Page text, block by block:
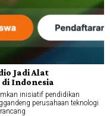
Jadi Alat
Indonesia
inisiatif pendidikan
perusahaan teknologi